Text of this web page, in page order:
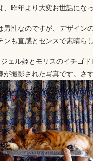
、昨年より大変お世話にな
男性なのですが、デザイン
ンも直感とセンスで素晴ら
ェル姫とモリスのイチゴド
が撮影された写真です。さ